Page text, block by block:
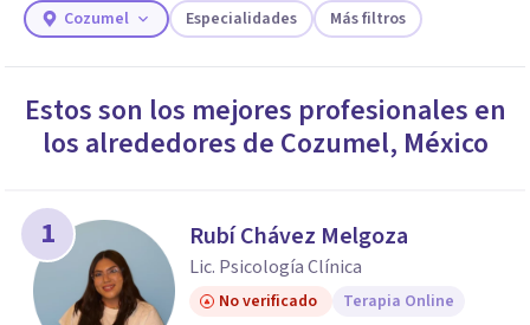
necesidades.
Cozumel Especialidades Más filtros
Estos son los mejores profesionales en
los alrededores de Cozumel, México
1 Rubí Chávez Melgoza
Lic. Psicología Clínica
No verificado Terapia Online